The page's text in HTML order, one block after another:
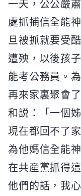
一天，公公嚴
處抓捕信全能
旦被抓就要受
遭殃，以後孩
能考公務員。
再來家裏聚會
和説：「一個
現在都回不了
為他媽信全能
在共産黨抓得
他們的話，我